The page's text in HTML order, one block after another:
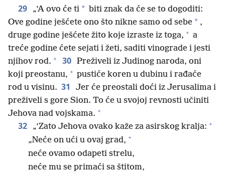
29 „’A ovo će ti * biti znak da će se to dogoditi:
Ove godine ješćete ono što nikne samo od sebe * ,
druge godine ješćete žito koje izraste iz toga, + a
treće godine ćete sejati i žeti, saditi vinograde i jesti
njihov rod. + 30 Preživeli iz Judinog naroda, oni
koji preostanu, + pustiće koren u dubinu i rađaće
rod u visinu. 31
Jer će preostali doći iz Jerusalima i
preživeli s gore Sion. To će u svojoj revnosti učiniti
Jehova nad vojskama. +
32 „’Zato Jehova ovako kaže za asirskog kralja: +
„Neće on ući u ovaj grad, +
neće ovamo odapeti strelu,
neće mu se primaći sa štitom,